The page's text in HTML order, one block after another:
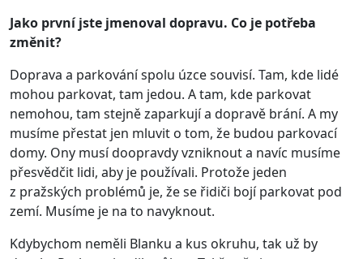
Jako první jste jmenoval dopravu. Co je potřeba
změnit?
Doprava a parkování spolu úzce souvisí. Tam, kde lidé
mohou parkovat, tam jedou. A tam, kde parkovat
nemohou, tam stejně zaparkují a dopravě brání. A my
musíme přestat jen mluvit o tom, že budou parkovací
domy. Ony musí doopravdy vzniknout a navíc musíme
přesvědčit lidi, aby je používali. Protože jeden
z pražských problémů je, že se řidiči bojí parkovat pod
zemí. Musíme je na to navyknout.
Kdybychom neměli Blanku a kus okruhu, tak už by